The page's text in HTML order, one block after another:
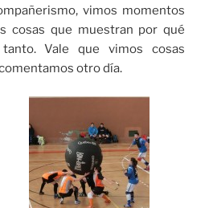
vimos momentos
cosas que muestran por qué
Vale que vimos cosas
otro día.